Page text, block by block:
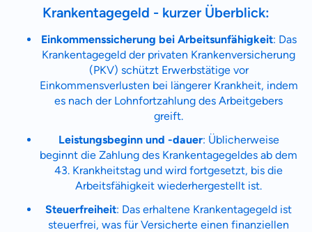
Krankentagegeld - kurzer Überblick:
Einkommenssicherung bei Arbeitsunfähigkeit: Das
Krankentagegeld der privaten Krankenversicherung
(PKV) schützt Erwerbstätige vor
Einkommensverlusten bei längerer Krankheit, indem
es nach der Lohnfortzahlung des Arbeitgebers
greift.
Leistungsbeginn und -dauer: Üblicherweise
beginnt die Zahlung des Krankentagegeldes ab dem
43. Krankheitstag und wird fortgesetzt, bis die
Arbeitsfähigkeit wiederhergestellt ist.
Steuerfreiheit: Das erhaltene Krankentagegeld ist
steuerfrei, was für Versicherte einen finanziellen
Zahnzusatz
Versicherung
Krankenhaus
Versicherung
Kontaktaufnahme durch ottonova.